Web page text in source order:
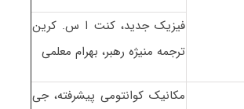
فیزیک جدید، کنت ا س. کرین
ترجمه منیژه رهبر، بهرام معلمی
مکانیک کوانتومی پیشرفته، جی